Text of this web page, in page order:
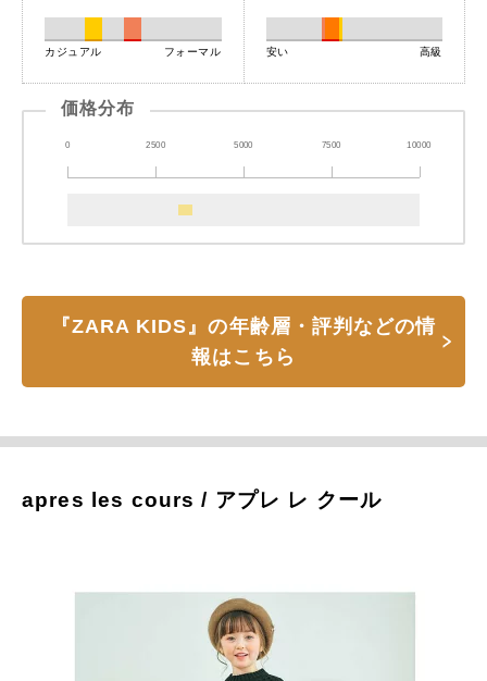
カジュアル フォーマル 安い 高級
価格分布
0 2500 5000 7500 10000
『ZARA KIDS』の年齢層・評判などの情
報はこちら
apres les cours / アプレ レ クール